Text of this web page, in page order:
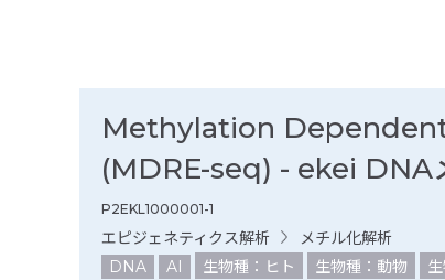
Methylation
(MDRE-seq) - ekei DNA
P2EKL1000001-1
エピジェネティクス解析
メチル化解析
DNA
AI 生物種：ヒト 生物種：動物